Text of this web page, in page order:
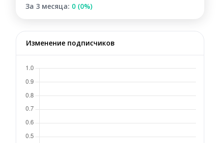
За 3 месяца: 0 (0%)
Изменение подписчиков